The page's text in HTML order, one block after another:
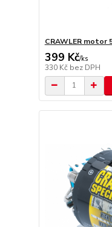
CRAWLER motor
399 Kč/ks
330 Kč bez DPH